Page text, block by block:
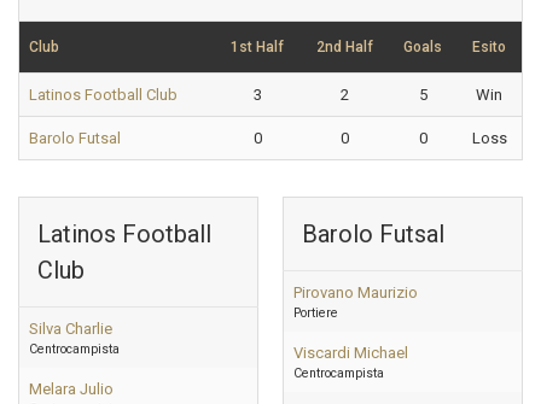
Club 1st Half 2nd Half Goals Esito
Latinos Football Club 3 2 5 Win
Barolo Futsal 0 0 0 Loss
Latinos Football
Club
Silva Charlie
Centrocampista
Melara Julio
Barolo Futsal
Pirovano Maurizio
Portiere
Viscardi Michael
Centrocampista